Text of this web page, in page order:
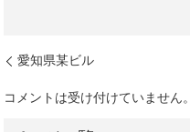
愛知県某ビル
コメントは受け付けていません。